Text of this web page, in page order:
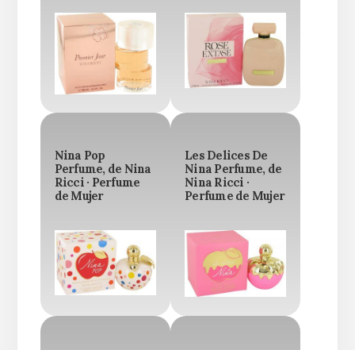
Nina Pop
Perfume, de Nina
Ricci · Perfume
de Mujer
Les Delices De
Nina Perfume, de
Nina Ricci ·
Perfume de Mujer